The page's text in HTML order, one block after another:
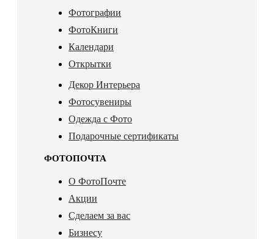
Фотографии
ФотоКниги
Календари
Открытки
Декор Интерьера
Фотосувениры
Одежда с Фото
Подарочные сертификаты
ФОТОПОЧТА
О ФотоПочте
Акции
Сделаем за вас
Бизнесу